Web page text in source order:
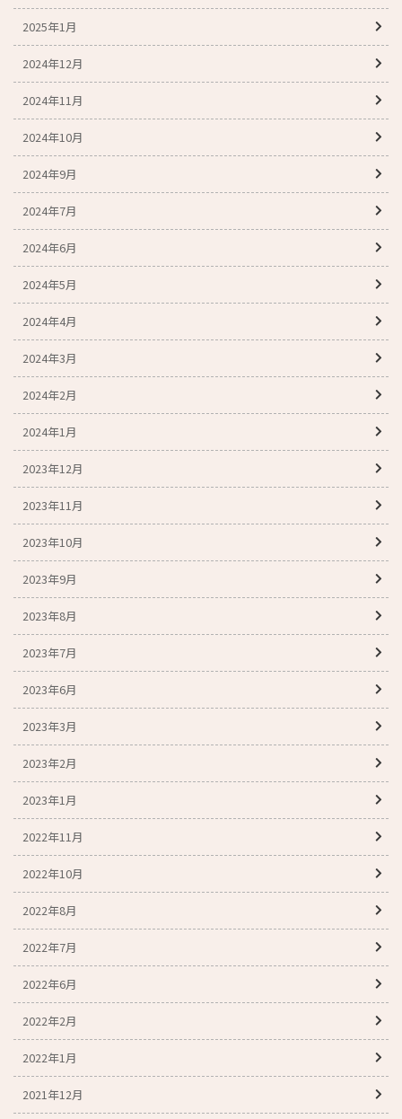
2025年1月
2024年12月
2024年11月
2024年10月
2024年9月
2024年7月
2024年6月
2024年5月
2024年4月
2024年3月
2024年2月
2024年1月
2023年12月
2023年11月
2023年10月
2023年9月
2023年8月
2023年7月
2023年6月
2023年3月
2023年2月
2023年1月
2022年11月
2022年10月
2022年8月
2022年7月
2022年6月
2022年2月
2022年1月
2021年12月